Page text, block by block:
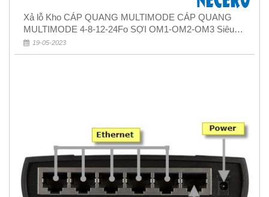
Xả lỗ Kho CÁP QUANG MULTIMODE CÁP QUANG
MULTIMODE 4-8-12-24Fo SỢI OM1-OM2-OM3 Siêu
Rẻ 5k
19-05-2023